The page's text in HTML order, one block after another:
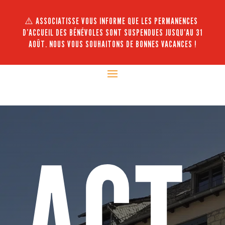
⚠️ ASSOCIATISSE VOUS INFORME QUE LES PERMANENCES
D’ACCUEIL DES BÉNÉVOLES SONT SUSPENDUES JUSQU’AU 31
AOÛT. NOUS VOUS SOUHAITONS DE BONNES VACANCES !